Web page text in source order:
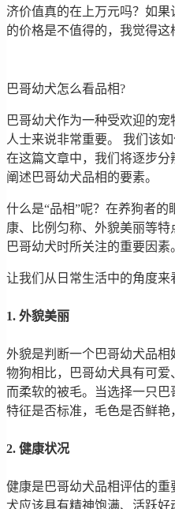
济价值真的在上万元吗？如
的价格是不值得的，我觉得这
巴哥幼犬怎么看品相?
巴哥幼犬作为一种受欢迎的
人士来说非常重要。 我们该
在这篇文章中，我们将逐步
阐述巴哥幼犬品相的要素。
什么是“品相”呢？在养狗者
康、比例匀称、外貌美丽等
巴哥幼犬时所关注的重要因素
让我们从日常生活中的角度来
1. 外貌美丽
外貌是判断一个巴哥幼犬品
物狗相比，巴哥幼犬具有可
而柔软的被毛。当选择一只
特征是否标准，毛色是否鲜艳
2. 健康状况
健康是巴哥幼犬品相评估的
犬应该具有精神饱满、活跃